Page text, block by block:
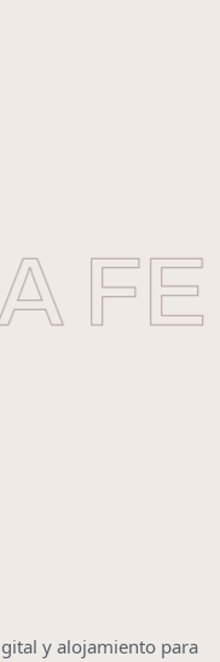
y alojamiento para